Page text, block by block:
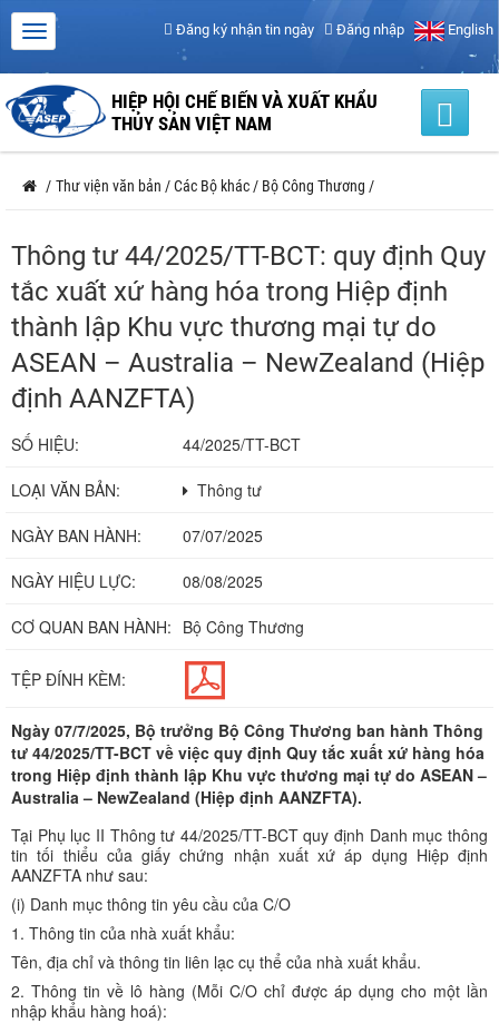
Đăng ký nhận tin ngày Đăng nhập English
HIỆP HỘI CHẾ BIẾN VÀ XUẤT KHẨU
THỦY SẢN VIỆT NAM
/ Thư viện văn bản /Các Bộ khác / Bộ Công Thương /
Thông tư 44/2025/TT-BCT: quy định Quy
tắc xuất xứ hàng hóa trong Hiệp định
thành lập Khu vực thương mại tự do
ASEAN – Australia – NewZealand (Hiệp
định AANZFTA)
SỐ HIỆU: 44/2025/TT-BCT
LOẠI VĂN BẢN: Thông tư
NGÀY BAN HÀNH: 07/07/2025
NGÀY HIỆU LỰC: 08/08/2025
CƠ QUAN BAN HÀNH: Bộ Công Thương
TỆP ĐÍNH KÈM:
Ngày 07/7/2025, Bộ trưởng Bộ Công Thương ban hành Thông
tư 44/2025/TT-BCT về việc quy định Quy tắc xuất xứ hàng hóa
trong Hiệp định thành lập Khu vực thương mại tự do ASEAN –
Australia – NewZealand (Hiệp định AANZFTA).
Tại Phụ lục II Thông tư 44/2025/TT-BCT quy định Danh mục thông
tin tối thiểu của giấy chứng nhận xuất xứ áp dụng Hiệp định
AANZFTA như sau:
(i) Danh mục thông tin yêu cầu của C/O
1. Thông tin của nhà xuất khẩu:
Tên, địa chỉ và thông tin liên lạc cụ thể của nhà xuất khẩu.
2. Thông tin về lô hàng (Mỗi C/O chỉ được áp dụng cho một lần
nhập khẩu hàng hoá):